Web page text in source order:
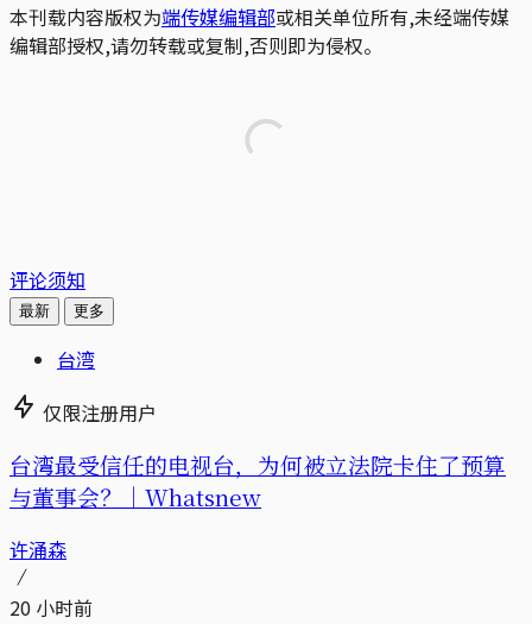
本刊载内容版权为端传媒编辑部或相关单位所有,未经端传媒
编辑部授权,请勿转载或复制,否则即为侵权。
评论须知
最新 更多
台湾
仅限注册用户
台湾最受信任的电视台，为何被立法院卡住了预算
与董事会？｜Whatsnew
许涌森
20 小时前